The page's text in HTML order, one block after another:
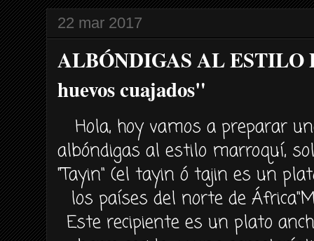
22 mar 2017
ALBÓNDIGAS AL ESTILO
huevos cuajados"
Hola, hoy vamos a preparar
albóndigas al estilo marroquí,
"Tayin" (el tayin ó tajin es un
los países del norte de
Este recipiente es un plato